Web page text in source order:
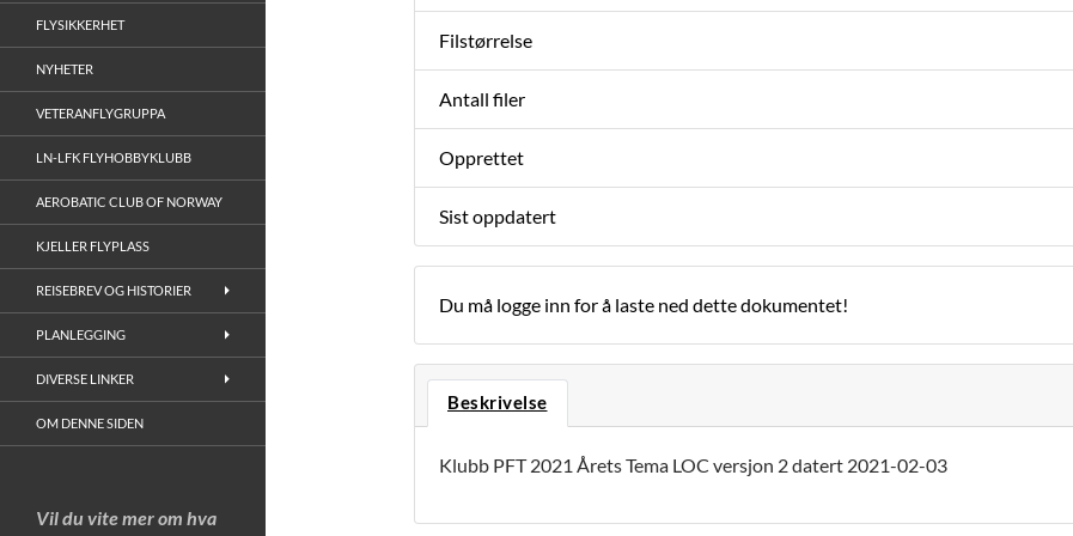
Filstørrelse
Antall filer
Opprettet
Sist oppdatert
Du må logge inn for å laste ned dette dokumentet!
Beskrivelse
Klubb PFT 2021 Årets Tema LOC versjon 2 datert 2021-02-03
FLYSIKKERHET
NYHETER
VETERANFLYGRUPPA
LN-LFK FLYHOBBYKLUBB
AEROBATIC CLUB OF NORWAY
KJELLER FLYPLASS
REISEBREV OG HISTORIER
PLANLEGGING
DIVERSE LINKER
OM DENNE SIDEN
Vil du vite mer om hva